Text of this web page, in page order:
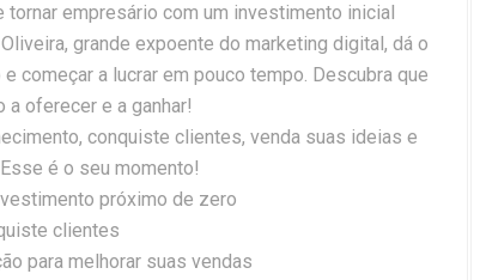
empresário com um investimento inicial
grande expoente do marketing digital, dá o
começar a lucrar em pouco tempo. Descubra que
a oferecer e a ganhar!
conquiste clientes, venda suas ideias e
é o seu momento!
próximo de zero
clientes
para melhorar suas vendas